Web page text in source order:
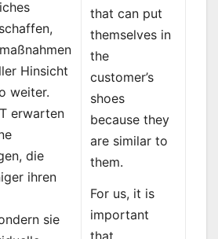
Hinsicht
weiter.
erwarten
die
ihren
sie
that can put
themselves in
the
customer’s
shoes
because they
are similar to
them.
For us, it is
important
that